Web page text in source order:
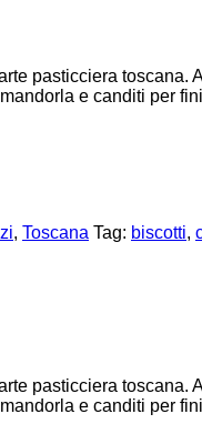
pasticciera
e canditi per
, Toscana Tag: biscotti,
pasticciera
e canditi per